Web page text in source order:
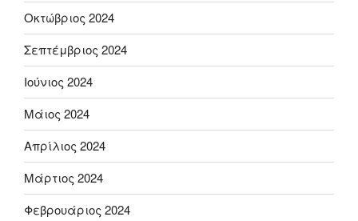
Οκτώβριος 2024
Σεπτέμβριος 2024
Ιούνιος 2024
Μάιος 2024
Απρίλιος 2024
Μάρτιος 2024
Φεβρουάριος 2024